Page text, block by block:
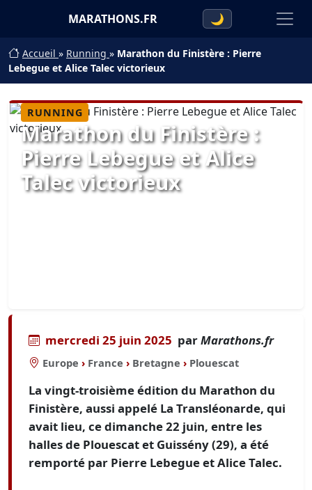
MARATHONS.FR 🌙
Accueil » Running » Marathon du Finistère : Pierre
Lebegue et Alice Talec victorieux
RUNNING
Marathon du Finistère :
Pierre Lebegue et Alice
Talec victorieux
mercredi 25 juin 2025 parMarathons.fr
Europe › France › Bretagne › Plouescat
La vingt-troisième édition du Marathon du
Finistère, aussi appelé La Transléonarde, qui
avait lieu, ce dimanche 22 juin, entre les
halles de Plouescat et Guissény (29), a été
remporté par Pierre Lebegue et Alice Talec.